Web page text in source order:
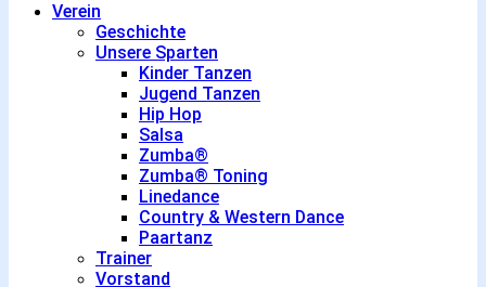
Verein
Geschichte
Unsere Sparten
Kinder Tanzen
Jugend Tanzen
Hip Hop
Salsa
Zumba®
Zumba® Toning
Linedance
Country & Western Dance
Paartanz
Trainer
Vorstand